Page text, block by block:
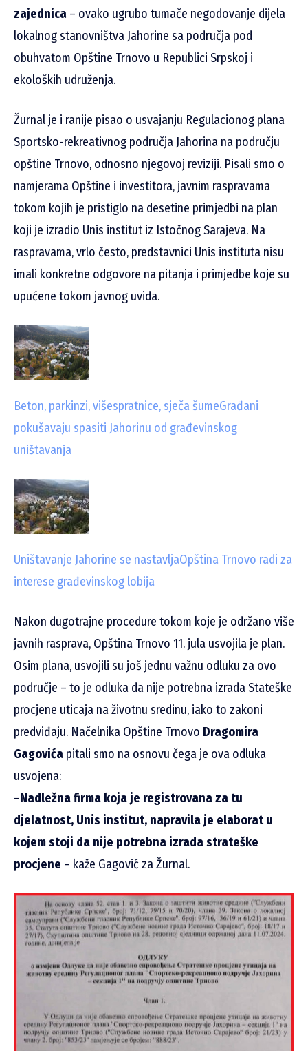
zajednica – ovako ugrubo tumače negodovanje dijela
lokalnog stanovništva Jahorine sa područja pod
obuhvatom Opštine Trnovo u Republici Srpskoj i
ekoloških udruženja.
Žurnal je i ranije pisao o usvajanju Regulacionog plana
Sportsko-rekreativnog područja Jahorina na području
opštine Trnovo, odnosno njegovoj reviziji. Pisali smo o
namjerama Opštine i investitora, javnim raspravama
tokom kojih je pristiglo na desetine primjedbi na plan
koji je izradio Unis institut iz Istočnog Sarajeva. Na
raspravama, vrlo često, predstavnici Unis instituta nisu
imali konkretne odgovore na pitanja i primjedbe koje su
upućene tokom javnog uvida.
Beton, parkinzi, višespratnice, sječa šumeGrađani
pokušavaju spasiti Jahorinu od građevinskog
uništavanja
Uništavanje Jahorine se nastavljaOpština Trnovo radi za
interese građevinskog lobija
Nakon dugotrajne procedure tokom koje je održano više
javnih rasprava, Opština Trnovo 11. jula usvojila je plan.
Osim plana, usvojili su još jednu važnu odluku za ovo
područje – to je odluka da nije potrebna izrada Stateške
procjene uticaja na životnu sredinu, iako to zakoni
predviđaju. Načelnika Opštine Trnovo Dragomira
Gagovića pitali smo na osnovu čega je ova odluka
usvojena:
–Nadležna firma koja je registrovana za tu
djelatnost, Unis institut, napravila je elaborat u
kojem stoji da nije potrebna izrada strateške
procjene – kaže Gagović za Žurnal.